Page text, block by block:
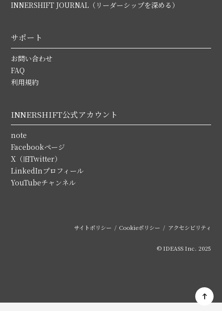
INNERSHIFT JOURNAL（リーダーシップを深める）
サポート
お問い合わせ
FAQ
利用規約
INNERSHIFT公式アカウント
note
Facebookページ
X（旧Twitter）
LinkedInプロフィール
YouTubeチャンネル
サイトポリシー Cookieポリシー アクセシビリティ
© IDEASS Inc. 2025